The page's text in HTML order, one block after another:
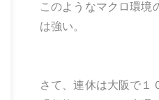
このようなマクロ環境
は強い。
さて、連休は大阪で１